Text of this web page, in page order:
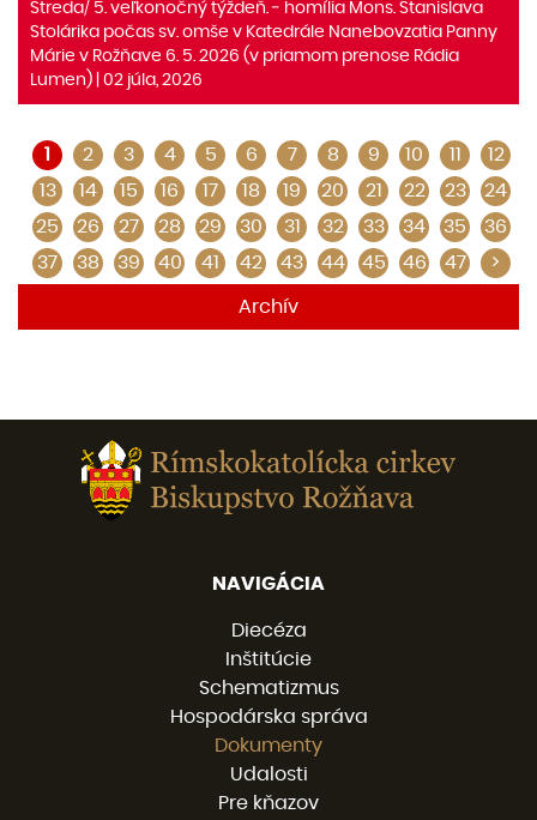
Streda/ 5. veľkonočný týždeň. ‒ homília Mons. Stanislava
Stolárika počas sv. omše v Katedrále Nanebovzatia Panny
Márie v Rožňave 6. 5. 2026 (v priamom prenose Rádia
Lumen) | 02 júla, 2026
1 2 3 4 5 6 7 8 9 10 11
12
13
14 15 16 17 18 19 20 21 22 23
24
25
26 27 28 29 30 31 32 33 34 35
36
37
38 39 40 41 42 43 44 45 46 47 >
Archív
NAVIGÁCIA
Diecéza
Inštitúcie
Schematizmus
Hospodárska správa
Dokumenty
Udalosti
Pre kňazov